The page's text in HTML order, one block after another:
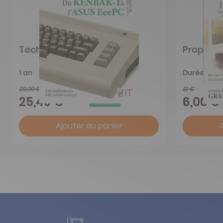
Technosaures
1 an
29,99 €
25,49 € -15%
Ajouter au panier
Durée libre
12 €
6,00 €